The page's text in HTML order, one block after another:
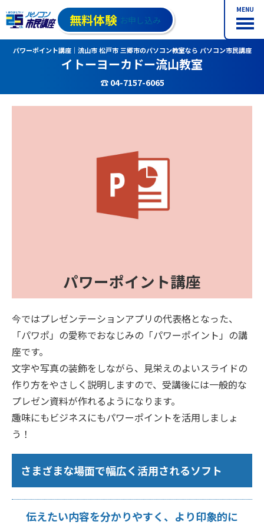
MENU
無料体験 お申し込み
パワーポイント講座｜流山市 松戸市 三郷市のパソコン教室なら パソコン市民講座
イトーヨーカドー流山教室
☎ 04-7157-6065
パワーポイント講座
今ではプレゼンテーションアプリの代表格となった、
「パワポ」の愛称でおなじみの「パワーポイント」の講
座です。
文字や写真の装飾をしながら、見栄えのよいスライドの
作り方をやさしく説明しますので、受講後には一般的な
プレゼン資料が作れるようになります。
趣味にもビジネスにもパワーポイントを活用しましょ
う！
さまざまな場面で幅広く活用されるソフト
伝えたい内容を分かりやすく、より印象的に